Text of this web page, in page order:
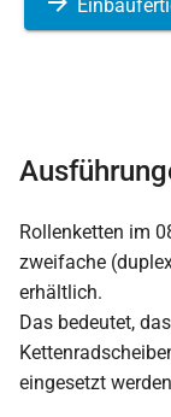
Rollenketten im
zweifache
erhältlich.
Das bedeutet,
eingesetzt